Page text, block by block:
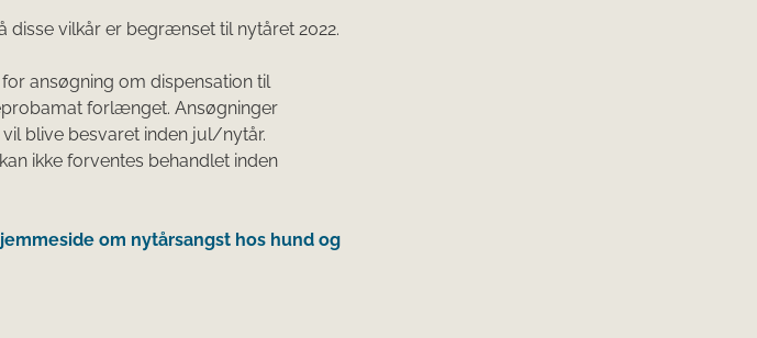
disse vilkår er begrænset til nytåret 2022.
ansøgning om dispensation til
forlænget. Ansøgninger
vil blive besvaret inden jul/nytår.
ikke forventes behandlet inden
om nytårsangst hos hund og